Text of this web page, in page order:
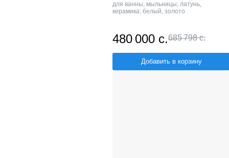
для ванны; мыльницы; латунь,
керамика; белый, золото
480 000 с.685 798 с.
Добавить в корзину